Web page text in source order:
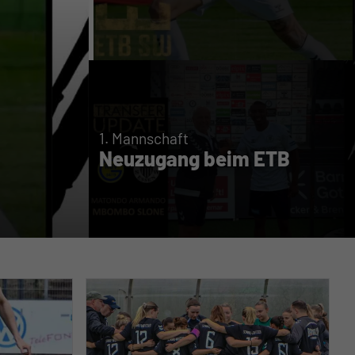
1. Mannschaft -05.08.2026
1. Mannschaft
Neuzugang beim ETB